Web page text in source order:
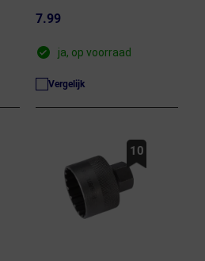
7.99
ja, op voorraad
Vergelijk
10